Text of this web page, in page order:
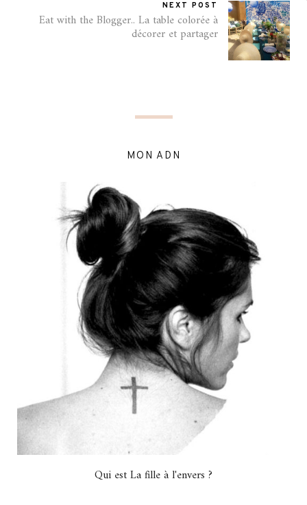
NEXT POST
Eat with the Blogger.. La table colorée à
décorer et partager
MON ADN
Qui est La fille à l'envers ?